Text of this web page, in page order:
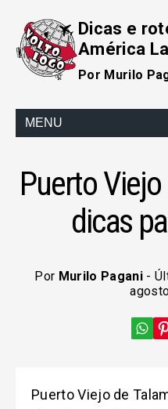
Dicas e
América
Por Murilo
MENU
Puerto
dicas
Por Murilo Pagani-
Puerto Viejo de